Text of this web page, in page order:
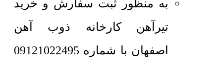
به منظور ثبت سفارش و خرید
تیرآهن کارخانه ذوب آهن
اصفهان با شماره 09121022495